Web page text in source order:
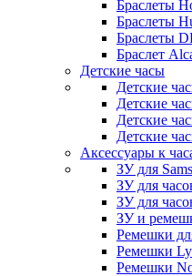
Браслеты
Браслеты
Браслеты
Браслет
Детские часы
Детские
Детские
Детские
Детские
Аксессуары к
ЗУ для
ЗУ для
ЗУ для
ЗУ и
Ремешки
Ремешки
Ремешки